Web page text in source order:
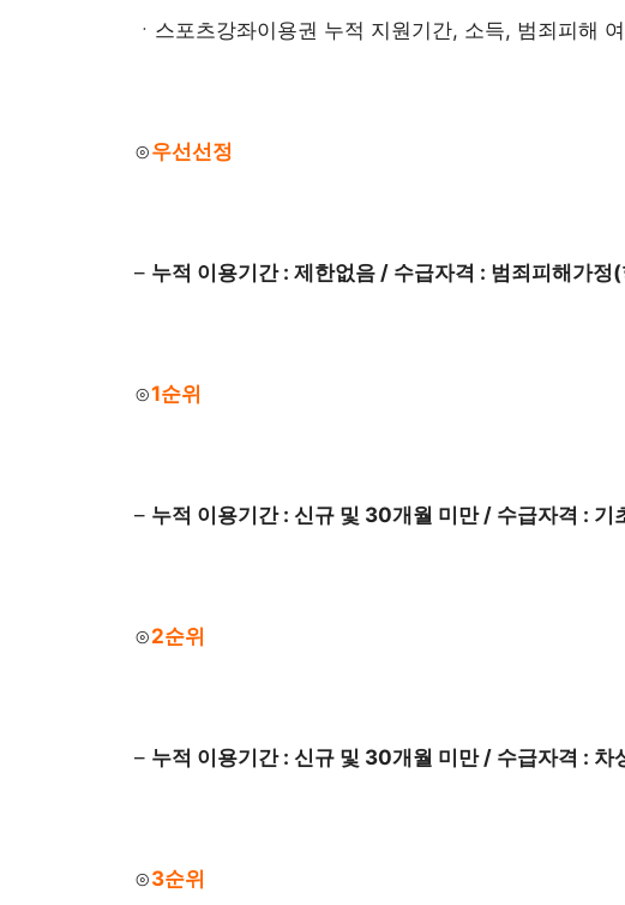
ㆍ스포츠강좌이용권 누적 지원기간, 소득, 범죄피해
⊙우선선정
– 누적 이용기간 : 제한없음 / 수급자격 : 범죄피해가정(
⊙1순위
– 누적 이용기간 : 신규 및 30개월 미만 / 수급자격 : 기
⊙2순위
– 누적 이용기간 : 신규 및 30개월 미만 / 수급자격 : 차
⊙3순위